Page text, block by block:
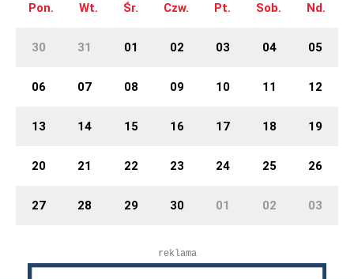
Pon. Wt. Śr. Czw. Pt. Sob. Nd.
30 31 01 02 03 04 05
06 07 08 09 10 11 12
13 14 15 16 17 18 19
20 21 22 23 24 25 26
27 28 29 30 01 02 03
reklama